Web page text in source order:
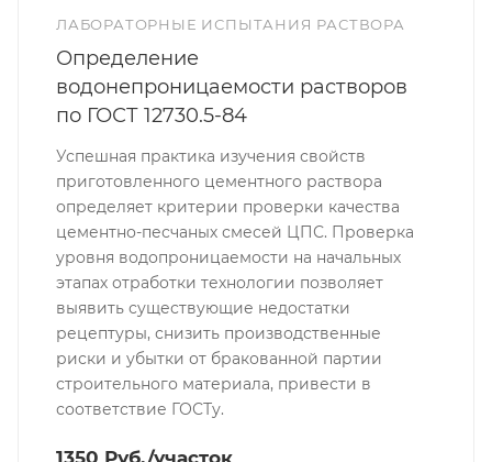
ЛАБОРАТОРНЫЕ ИСПЫТАНИЯ РАСТВОРА
Определение
водонепроницаемости растворов
по ГОСТ 12730.5-84
Успешная практика изучения свойств
приготовленного цементного раствора
определяет критерии проверки качества
цементно-песчаных смесей ЦПС. Проверка
уровня водопроницаемости на начальных
этапах отработки технологии позволяет
выявить существующие недостатки
рецептуры, снизить производственные
риски и убытки от бракованной партии
строительного материала, привести в
соответствие ГОСТу.
1350 Руб./участок